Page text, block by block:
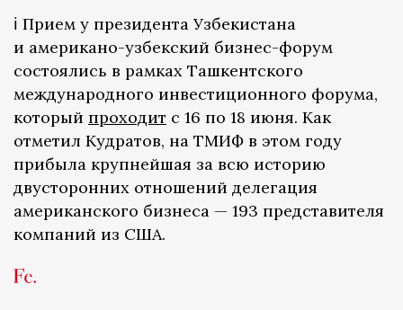
ℹ️ Прием у президента Узбекистана
и американо-узбекский бизнес-форум
состоялись в рамках Ташкентского
международного инвестиционного форума,
который проходит с 16 по 18 июня. Как
отметил Кудратов, на ТМИФ в этом году
прибыла крупнейшая за всю историю
двусторонних отношений делегация
американского бизнеса — 193 представителя
компаний из США.